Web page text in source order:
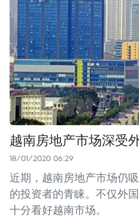
越南房地产市场深受
18/01/2020 06:29
近期，越南房地产市场仍
的投资者的青睐。不仅外
十分看好越南市场。